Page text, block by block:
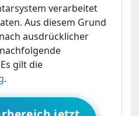
verarbeitet
Aus diesem Grund
ausdrücklicher
gilt die
.